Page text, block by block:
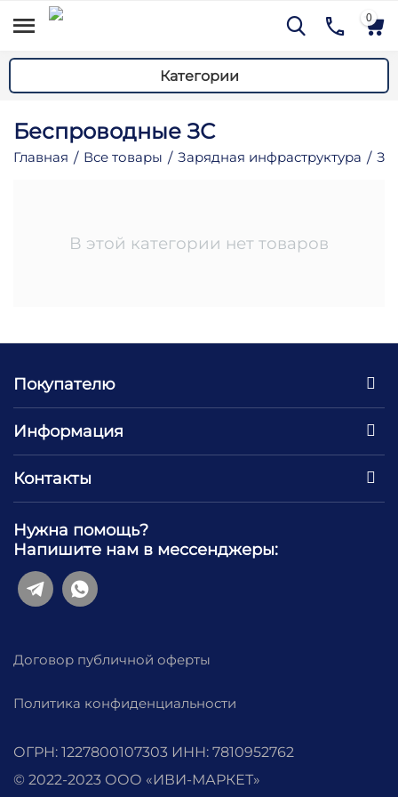
0
Категории
Беспроводные ЗС
Главная / Все товары / Зарядная инфраструктура /
В этой категории нет товаров
Покупателю
Информация
Контакты
Нужна помощь?
Напишите нам в мессенджеры:
Договор публичной оферты
Политика конфиденциальности
ОГРН: 1227800107303 ИНН: 7810952762
© 2022-2023 ООО «‎ИВИ-МАРКЕТ»